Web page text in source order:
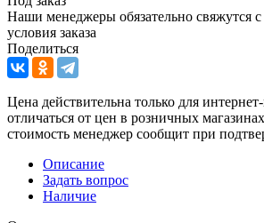
Наши менеджеры обязательно свяжутся
условия заказа
Поделиться
Цена действительна только для
отличаться от цен в розничных
стоимость менеджер сообщит при
Описание
Задать вопрос
Наличие